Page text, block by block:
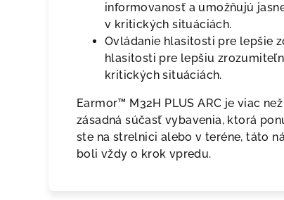
informovanosť a umožňujú
v kritických situáciách.
Ovládanie hlasitosti pre lepšie
hlasitosti pre lepšiu
kritických situáciách.
Earmor™ M32H PLUS ARC je viac
zásadná súčasť vybavenia, ktorá
ste na strelnici alebo v teréne, táto
boli vždy o krok vpredu.